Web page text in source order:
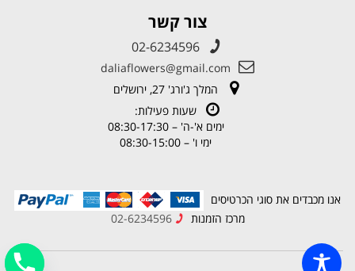
צור קשר
02-6234596
daliaflowers@gmail.com
המלך ג'ורג' 27, ירושלים
שעות פעילות:
ימים א'-ה' – 08:30-17:30
ימי ו' – 08:30-15:00
אנו מכבדים את סוגי הכרטיסים
מרכז הזמנות
02-6234596